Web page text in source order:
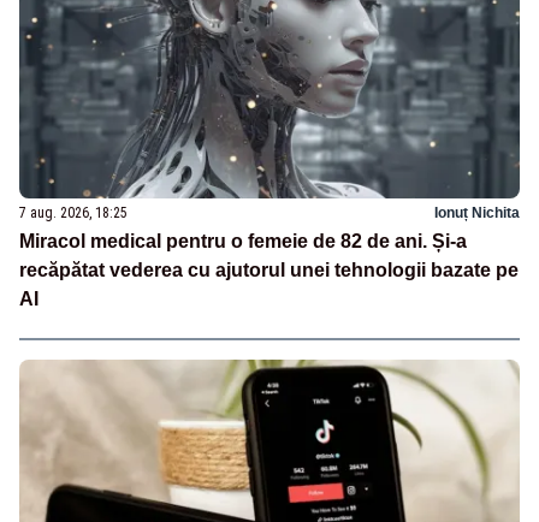
7 aug. 2026, 18:25 Ionuț Nichita
Miracol medical pentru o femeie de 82 de ani. Și-a
recăpătat vederea cu ajutorul unei tehnologii bazate pe
AI